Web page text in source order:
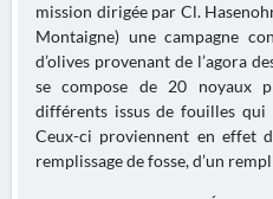
mission dirigée par Cl.
Montaigne) une campagne
d’olives provenant de l’agora
se compose de 20 noyaux
différents issus de fouilles
Ceux-ci proviennent en effet
remplissage de fosse, d’un